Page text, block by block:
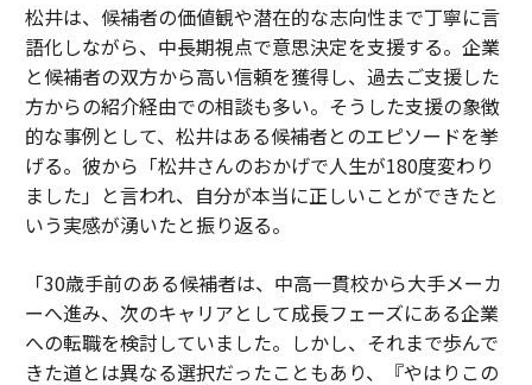
松井は、候補者の価値観や潜在的な志向性まで丁寧に言
語化しながら、中長期視点で意思決定を支援する。企業
と候補者の双方から高い信頼を獲得し、過去ご支援した
方からの紹介経由での相談も多い。そうした支援の象徴
的な事例として、松井はある候補者とのエピソードを挙
げる。彼から「松井さんのおかげで人生が180度変わり
ました」と言われ、自分が本当に正しいことができたと
いう実感が湧いたと振り返る。
「30歳手前のある候補者は、中高一貫校から大手メーカ
ーへ進み、次のキャリアとして成長フェーズにある企業
への転職を検討していました。しかし、それまで歩んで
きた道とは異なる選択だったこともあり、『やはりこの